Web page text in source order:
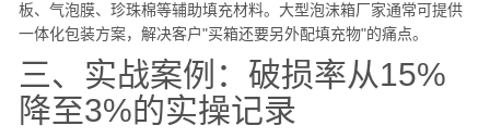
板、气泡膜、珍珠棉等辅助填充材料。大型泡沫箱厂家通常可提供
一体化包装方案，解决客户"买箱还要另外配填充物"的痛点。
三、实战案例：破损率从15%
降至3%的实操记录